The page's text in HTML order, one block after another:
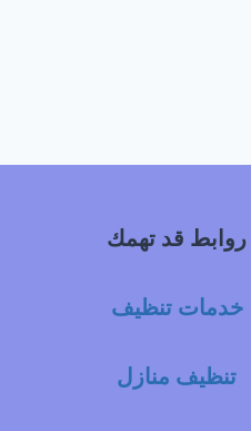
روابط قد تهمك
خدمات تنظيف
تنظيف منازل